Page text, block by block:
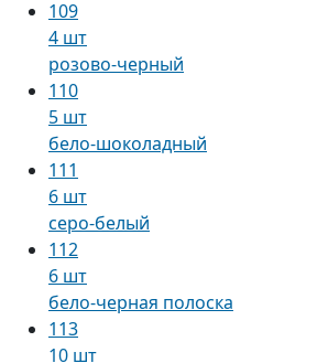
109
4 шт
розово-черный
110
5 шт
бело-шоколадный
111
6 шт
серо-белый
112
6 шт
бело-черная полоска
113
10 шт